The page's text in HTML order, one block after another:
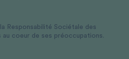
Responsabilité Sociétale des
au coeur de ses préoccupations.